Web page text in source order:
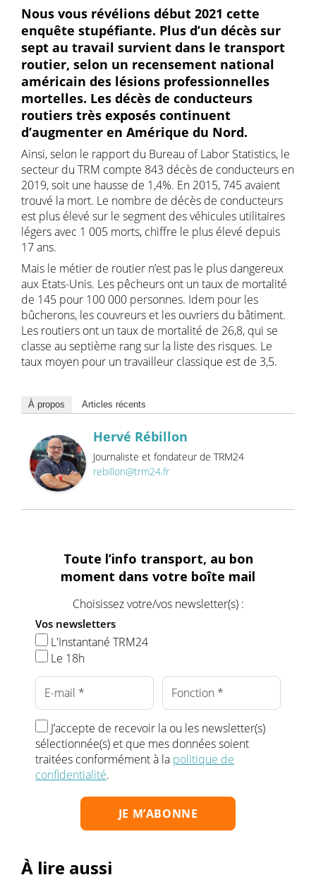
Nous vous révélions début 2021 cette
enquête stupéfiante. Plus d’un décès sur
sept au travail survient dans le transport
routier, selon un recensement national
américain des lésions professionnelles
mortelles. Les décès de conducteurs
routiers très exposés continuent
d’augmenter en Amérique du Nord.
Ainsi, selon le rapport du Bureau of Labor Statistics, le
secteur du TRM compte 843 décès de conducteurs en
2019, soit une hausse de 1,4%. En 2015, 745 avaient
trouvé la mort. Le nombre de décès de conducteurs
est plus élevé sur le segment des véhicules utilitaires
légers avec 1 005 morts, chiffre le plus élevé depuis
17 ans.
Mais le métier de routier n’est pas le plus dangereux
aux Etats-Unis. Les pêcheurs ont un taux de mortalité
de 145 pour 100 000 personnes. Idem pour les
bûcherons, les couvreurs et les ouvriers du bâtiment.
Les routiers ont un taux de mortalité de 26,8, qui se
classe au septième rang sur la liste des risques. Le
taux moyen pour un travailleur classique est de 3,5.
À propos Articles récents
Hervé Rébillon
Journaliste et fondateur de TRM24
rebillon@trm24.fr
Toute l’info transport, au bon
moment dans votre boîte mail
Choisissez votre/vos newsletter(s) :
Vos newsletters
L'Instantané TRM24
Le 18h
J’accepte de recevoir la ou les newsletter(s)
sélectionnée(s) et que mes données soient
traitées conformément à la politique de
confidentialité.
À lire aussi